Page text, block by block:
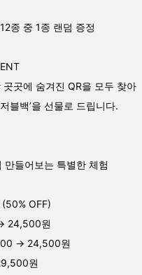
종 중 1종 랜덤 증정
곳에 숨겨진 QR을 모두 찾아
블백’을 선물로 드립니다.
만들어보는 특별한 체험
(50% OFF)
24,500원
→ 24,500원
원